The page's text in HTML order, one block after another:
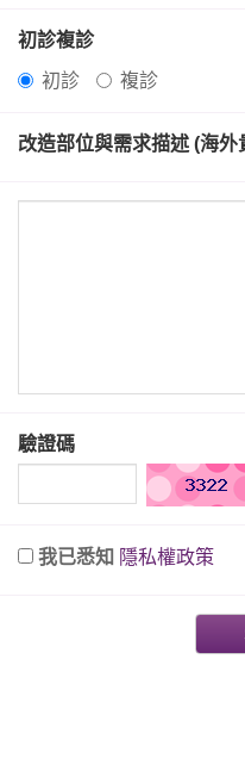
初診複診
初診
複診
改造部位與需求描述 (海
驗證碼
我已悉知 隱私權政策